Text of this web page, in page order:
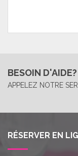
BESOIN D'AIDE?
APPELEZ NOTRE
RÉSERVER EN